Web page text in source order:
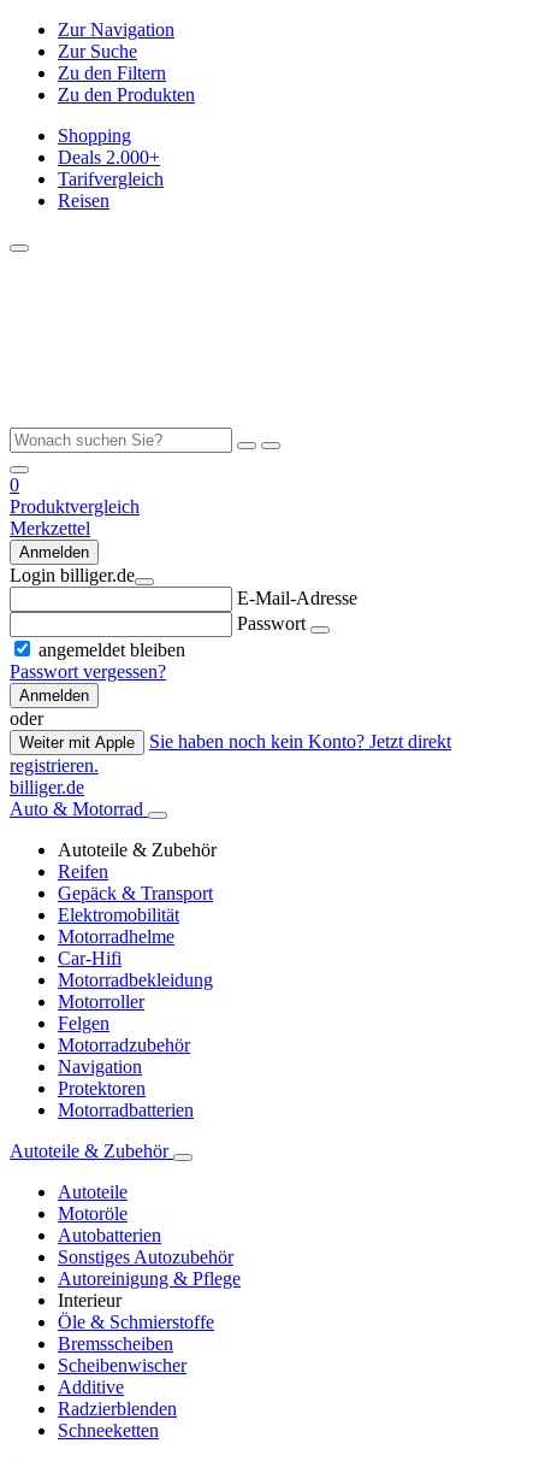
Zur Navigation
Zur Suche
Zu den Filtern
Zu den Produkten
Shopping
Deals 2.000+
Tarifvergleich
Reisen
0
Produktvergleich
Merkzettel
Anmelden
Login billiger.de
E-Mail-Adresse
Passwort
angemeldet bleiben
Passwort vergessen?
Anmelden
oder
Weiter mit Apple
Sie haben noch kein Konto? Jetzt direkt
registrieren.
billiger.de
Auto & Motorrad
Autoteile & Zubehör
Reifen
Gepäck & Transport
Elektromobilität
Motorradhelme
Car-Hifi
Motorradbekleidung
Motorroller
Felgen
Motorradzubehör
Navigation
Protektoren
Motorradbatterien
Autoteile & Zubehör
Autoteile
Motoröle
Autobatterien
Sonstiges Autozubehör
Autoreinigung & Pflege
Interieur
Öle & Schmierstoffe
Bremsscheiben
Scheibenwischer
Additive
Radzierblenden
Schneeketten